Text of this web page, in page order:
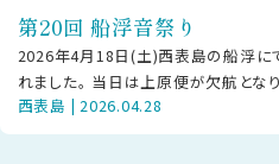
第20回 船浮音祭り
2026年4月18日(土)西表島の船浮に
れました。 当日は上原便が欠航とな
大原経由で駆けつけた方
西表島 | 2026.04.28